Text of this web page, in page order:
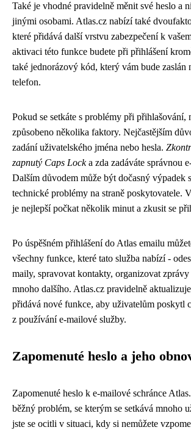
Také je vhodné pravidelně měnit své heslo a
jinými osobami. Atlas.cz nabízí také
které přidává další vrstvu zabezpečení k
aktivaci této funkce budete při přihlášení
také jednorázový kód, který vám bude zaslán
telefon.
Pokud se setkáte s problémy při přihlašování,
způsobeno několika faktory. Nejčastějším
zadání uživatelského jména nebo hesla.
zapnutý Caps Locka zda zadáváte správnou
Dalším důvodem může být dočasný výpadek
technické problémy na straně poskytovatele.
je nejlepší počkat několik minut a zkusit se
Po úspěšném přihlášení do Atlas emailu
všechny funkce, které tato služba nabízí -
maily, spravovat kontakty, organizovat zprávy
mnoho dalšího. Atlas.cz pravidelně
přidává nové funkce, aby uživatelům poskytl
z používání e-mailové služby.
Zapomenuté heslo a jeho
Zapomenuté heslo k e-mailové schránce
běžný problém, se kterým se setkává mnoho
jste se ocitli v situaci, kdy si nemůžete